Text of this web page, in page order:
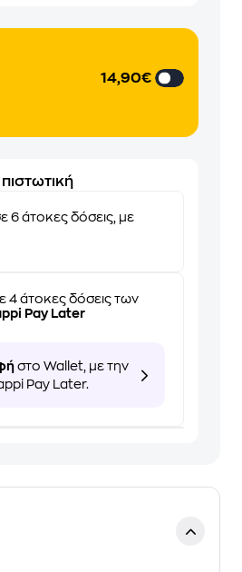
14,90€
6 άτοκες δόσεις, με
4 άτοκες δόσεις των
Pay Later
στο Wallet, με την
Pay Later.